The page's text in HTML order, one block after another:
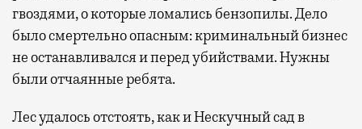
гвоздями, о которые ломались бензопилы. Дело
было смертельно опасным: криминальный бизнес
не останавливался и перед убийствами. Нужны
были отчаянные ребята.
Лес удалось отстоять, как и Нескучный сад в